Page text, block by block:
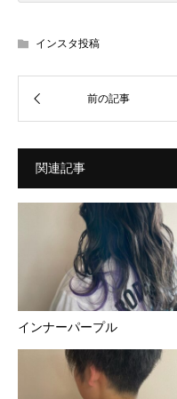
インスタ投稿
関連記事
インナーパープル